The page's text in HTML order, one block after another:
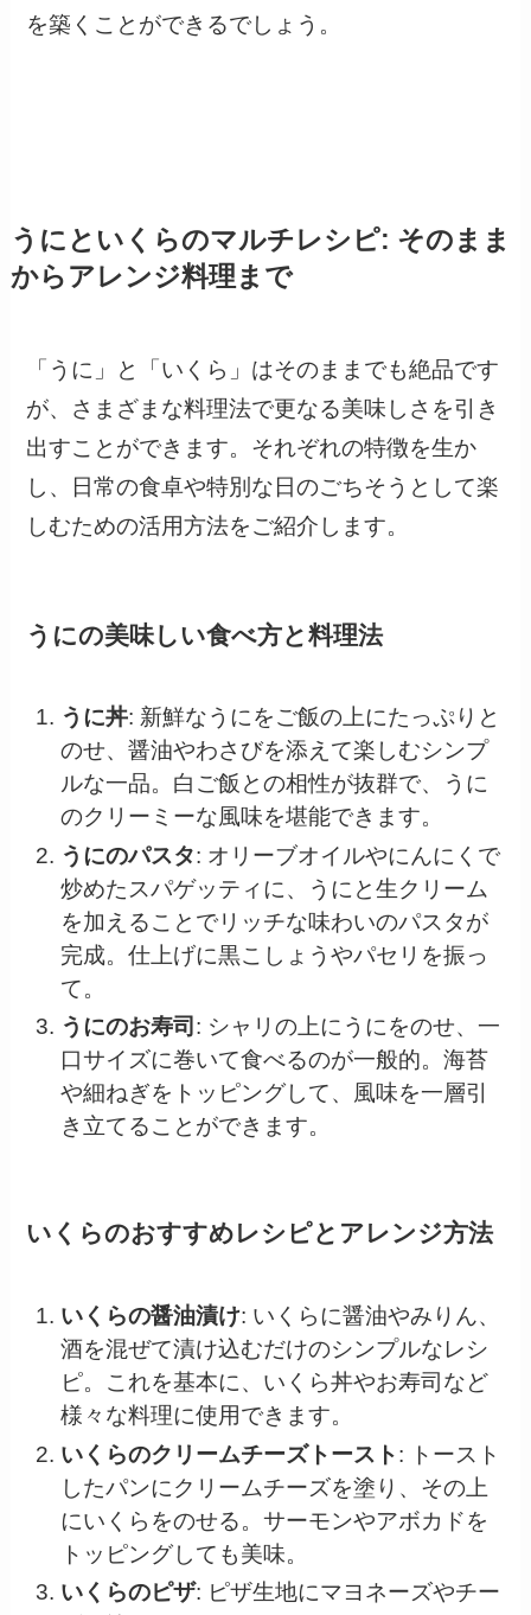
を築くことができるでしょう。
うにといくらのマルチレシピ: そのまま
からアレンジ料理まで
「うに」と「いくら」はそのままでも絶品です
が、さまざまな料理法で更なる美味しさを引き
出すことができます。それぞれの特徴を生か
し、日常の食卓や特別な日のごちそうとして楽
しむための活用方法をご紹介します。
うにの美味しい食べ方と料理法
うに丼: 新鮮なうにをご飯の上にたっぷりと
のせ、醤油やわさびを添えて楽しむシンプ
ルな一品。白ご飯との相性が抜群で、うに
のクリーミーな風味を堪能できます。
うにのパスタ: オリーブオイルやにんにくで
炒めたスパゲッティに、うにと生クリーム
を加えることでリッチな味わいのパスタが
完成。仕上げに黒こしょうやパセリを振っ
て。
うにのお寿司 : シャリの上にうにをのせ、一
口サイズに巻いて食べるのが一般的。海苔
や細ねぎをトッピングして、風味を一層引
き立てることができます。
いくらのおすすめレシピとアレンジ方法
いくらの醤油漬け: いくらに醤油やみりん、
酒を混ぜて漬け込むだけのシンプルなレシ
ピ。これを基本に、いくら丼やお寿司など
様々な料理に使用できます。
いくらのクリームチーズトースト: トースト
したパンにクリームチーズを塗り、その上
にいくらをのせる。サーモンやアボカドを
トッピングしても美味。
いくらのピザ: ピザ生地にマヨネーズやチー